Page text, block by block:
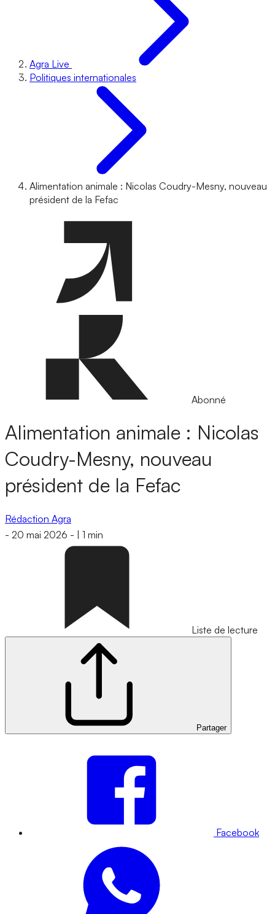
Agra Live
Politiques internationales
Alimentation animale : Nicolas Coudry-Mesny, nouveau
président de la Fefac
Abonné
Alimentation animale : Nicolas
Coudry-Mesny, nouveau
président de la Fefac
Rédaction Agra
- 20 mai 2026 - 1 min
Liste de lecture
Partager
Facebook